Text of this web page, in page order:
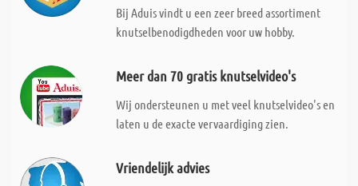
Bij Aduis vindt u een zeer breed assortiment
knutselbenodigdheden voor uw hobby.
Meer dan 70 gratis knutselvideo's
Wij ondersteunen u met veel knutselvideo's en
laten u de exacte vervaardiging zien.
Vriendelijk advies